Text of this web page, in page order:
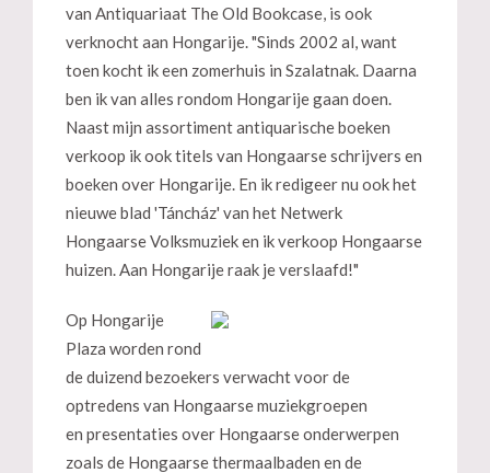
van Antiquariaat The Old Bookcase, is ook
verknocht aan Hongarije. "Sinds 2002 al, want
toen kocht ik een zomerhuis in Szalatnak. Daarna
ben ik van alles rondom Hongarije gaan doen.
Naast mijn assortiment antiquarische boeken
verkoop ik ook titels van Hongaarse schrijvers en
boeken over Hongarije. En ik redigeer nu ook het
nieuwe blad 'Táncház' van het Netwerk
Hongaarse Volksmuziek en ik verkoop Hongaarse
huizen. Aan Hongarije raak je verslaafd!"
Op Hongarije
Plaza worden rond
de duizend bezoekers verwacht voor de
optredens van Hongaarse muziekgroepen
en presentaties over Hongaarse onderwerpen
zoals de Hongaarse thermaalbaden en de